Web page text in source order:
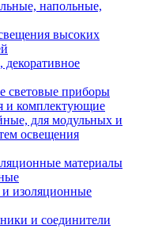
напольные,
высоких
световые приборы
и комплектующие
для модульных и
освещения
материалы
изоляционные
и соединители